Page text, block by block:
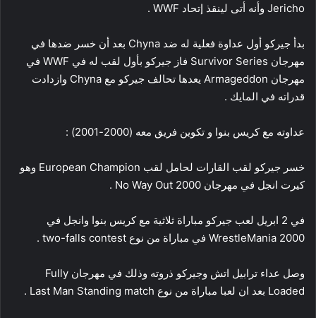
Jericho وأنه أتى لينقذ إتحاد WWF .
بدأ جيركو أول عداوة فعلية له ضد Chyna بعد أن خسر ضدها في
مهرجان Survivor Series فاز جيركو بأول لقب له في WWF في
مهرجان Armageddon يعدها تحالف جيركو مع Chyna وازدادت
قدراته في المايك .
عداوته مع كريس بنوا و تكوين فريق معه (2000-2001) :
خسر جيركو لقب القارات لحامل لقب European Champion وهو
كيرت انجل في مهرجان No Way Out 2000 .
في 2 ابريل لعب جيركو مباراة ثلاثية مع كريس بنوا وانجل في
WrestleMania 2000 في مباراة من نوع two-falls contest .
وصل عداء ترابيل اتش وجيركو ذروته وذلك في مهرجان Fully
Loaded بعد ان لعبا مباراة من نوع Last Man Standing match .